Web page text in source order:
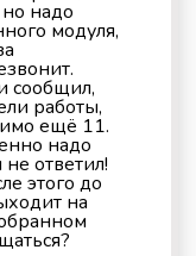
надо
модуля,
сообщил,
работы,
ещё 11.
надо
ответил!
этого до
на